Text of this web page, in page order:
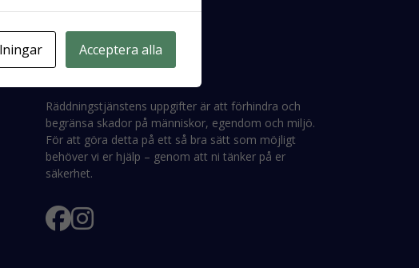
Snabbfakta
Räddningstjänstens uppgifter är att förhindra och
begränsa skador på människor, egendom och miljö.
För att göra detta på ett så bra sätt som möjligt
behöver vi er hjälp – genom att ni tänker på er
säkerhet.
Acceptera alla